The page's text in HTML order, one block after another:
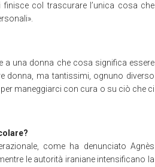
finisce col trascurare l’unica cosa che
a una donna che cosa significa essere
donna, ma tantissimi, ognuno diverso
maneggiarci con cura o su ciò che ci
come ha denunciato Agnès
le autorità iraniane intensificano la